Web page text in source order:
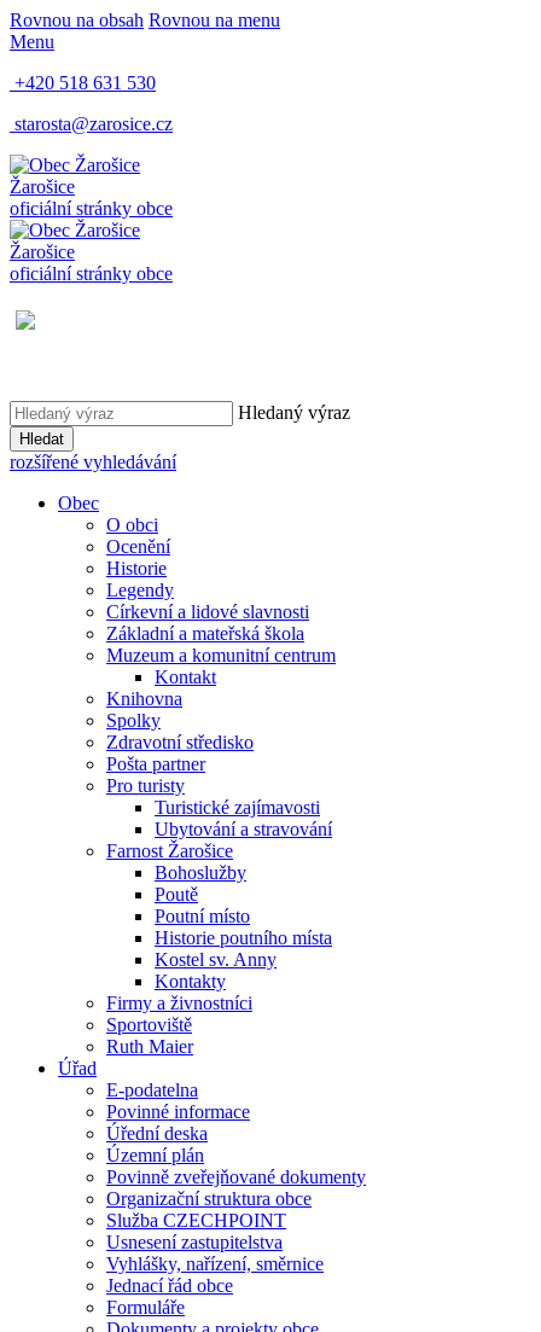
Rovnou na obsah Rovnou na menu
Menu
+420 518 631 530
starosta@zarosice.cz
Žarošice
oficiální stránky obce
Žarošice
oficiální stránky obce
Hledaný výraz
Hledat
rozšířené vyhledávání
Obec
O obci
Ocenění
Historie
Legendy
Církevní a lidové slavnosti
Základní a mateřská škola
Muzeum a komunitní centrum
Kontakt
Knihovna
Spolky
Zdravotní středisko
Pošta partner
Pro turisty
Turistické zajímavosti
Ubytování a stravování
Farnost Žarošice
Bohoslužby
Poutě
Poutní místo
Historie poutního místa
Kostel sv. Anny
Kontakty
Firmy a živnostníci
Sportoviště
Ruth Maier
Úřad
E-podatelna
Povinné informace
Úřední deska
Územní plán
Povinně zveřejňované dokumenty
Organizační struktura obce
Služba CZECHPOINT
Usnesení zastupitelstva
Vyhlášky, nařízení, směrnice
Jednací řád obce
Formuláře